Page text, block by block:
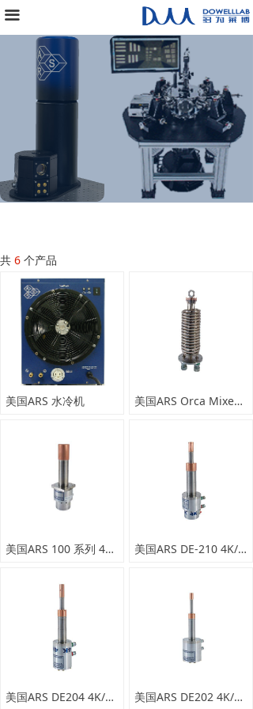
끀首页
公司介绍
产品应用
参考文献
产品中心
新闻中心
联系我们
共 6 个产品
美国ARS 水冷机 美国ARS Orca Mixed Gas JT 闭循环 制冷机
美国ARS 100 系列 4K/10K 闭循环 快速制冷机 美国ARS DE-210 4K/10K 闭循环 制冷机
美国ARS DE204 4K/10K 闭循环 制冷机 美国ARS DE202 4K/10K 闭循环 制冷机